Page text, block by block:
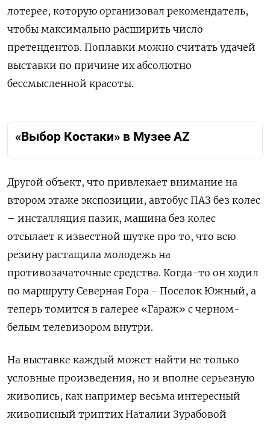
лотерее, которую организовал рекомендатель,
чтобы максимально расширить число
претендентов. Поплавки можно считать удачей
выставки по причине их абсолютно
бессмысленной красоты.
«Выбор Костаки» в Музее AZ
Другой объект, что привлекает внимание на
втором этаже экспозиции, автобус ПАЗ без колес
– инсталляция пазик, машина без колес
отсылает к известной шутке про то, что всю
резину растащила молодежь на
противозачаточные средства. Когда-то он ходил
по маршруту Северная Гора - Поселок Южный, а
теперь томится в галерее «Гараж» с черном-
белым телевизором внутри.
На выставке каждый может найти не только
условные произведения, но и вполне серьезную
живопись, как например весьма интересный
живописный триптих Наталии Зурабовой